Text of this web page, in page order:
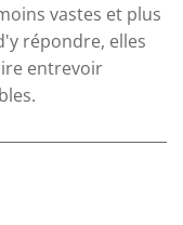
vastes et plus
répondre, elles
entrevoir